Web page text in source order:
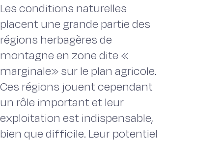
Les conditions naturelles
placent une grande partie des
régions herbagères de
montagne en zone dite «
marginale» sur le plan agricole.
Ces régions jouent cependant
un rôle important et leur
exploitation est indispensable,
bien que difficile. Leur potentiel